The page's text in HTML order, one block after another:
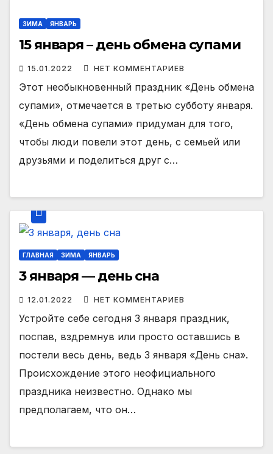
ЗИМА ЯНВАРЬ
15 января – день обмена супами
15.01.2022 НЕТ КОММЕНТАРИЕВ
Этот необыкновенный праздник «День обмена
супами», отмечается в третью субботу января.
«День обмена супами» придуман для того,
чтобы люди повели этот день, с семьей или
друзьями и поделиться друг с…
ГЛАВНАЯ ЗИМА ЯНВАРЬ
3 января — день сна
12.01.2022 НЕТ КОММЕНТАРИЕВ
Устройте себе сегодня 3 января праздник,
поспав, вздремнув или просто оставшись в
постели весь день, ведь 3 января «День сна».
Происхождение этого неофициального
праздника неизвестно. Однако мы
предполагаем, что он…